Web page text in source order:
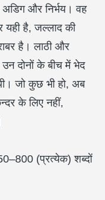
और निर्भय। वह
यही है, जल्लाद की
है। लाठी और
दोनों के बीच में भेद
जो कुछ भी हो, अब
के लिए नहीं,
(प्रत्येक) शब्दों